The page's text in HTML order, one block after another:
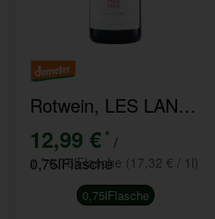
Rotwein, LES LANES Corbières Rouge La Baronne
12,99 € * /
0,75lFlasche
1 * 0,75lFlasche (17,32 € / 1l)
0,75lFlasche